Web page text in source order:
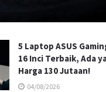
5 Laptop ASUS
16 Inci Terbaik, Ada
Harga 130 Jutaan!
04/08/2026